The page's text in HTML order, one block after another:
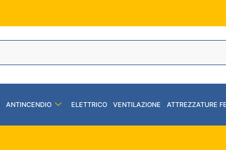
ANTINCENDIO ELETTRICO VENTILAZIONE ATTREZZATURE